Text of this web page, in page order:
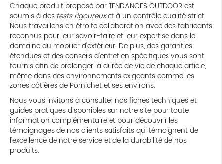
Chaque produit proposé par TENDANCES OUTDOOR est
soumis à des tests rigoureuxet à un contrôle qualité strict.
Nous travaillons en étroite collaboration avec des fabricants
reconnus pour leur savoir-faire et leur expertise dans le
domaine du mobilier d'extérieur. De plus, des garanties
étendues et des conseils d'entretien spécifiques vous sont
fournis afin de prolonger la durée de vie de chaque article,
même dans des environnements exigeants comme les
zones côtières de Pornichet et ses environs.
Nous vous invitons à consulter nos fiches techniques et
guides pratiques disponibles sur notre site pour toute
information complémentaire et pour découvrir les
témoignages de nos clients satisfaits qui témoignent de
l'excellence de notre service et de la durabilité de nos
produits.